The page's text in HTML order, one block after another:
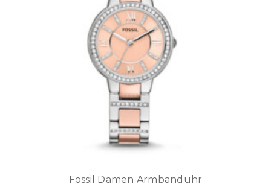
Fossil Damen Armbanduhr